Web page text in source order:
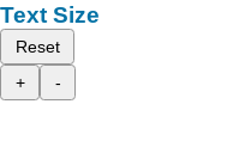
Text Size
Reset
+
-